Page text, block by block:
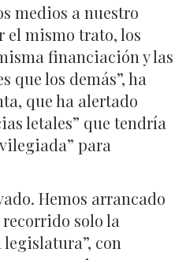
medios a nuestro
el mismo trato, los
financiación y las
que los demás”, ha
que ha alertado
letales” que tendría
para
Hemos arrancado
solo la
con